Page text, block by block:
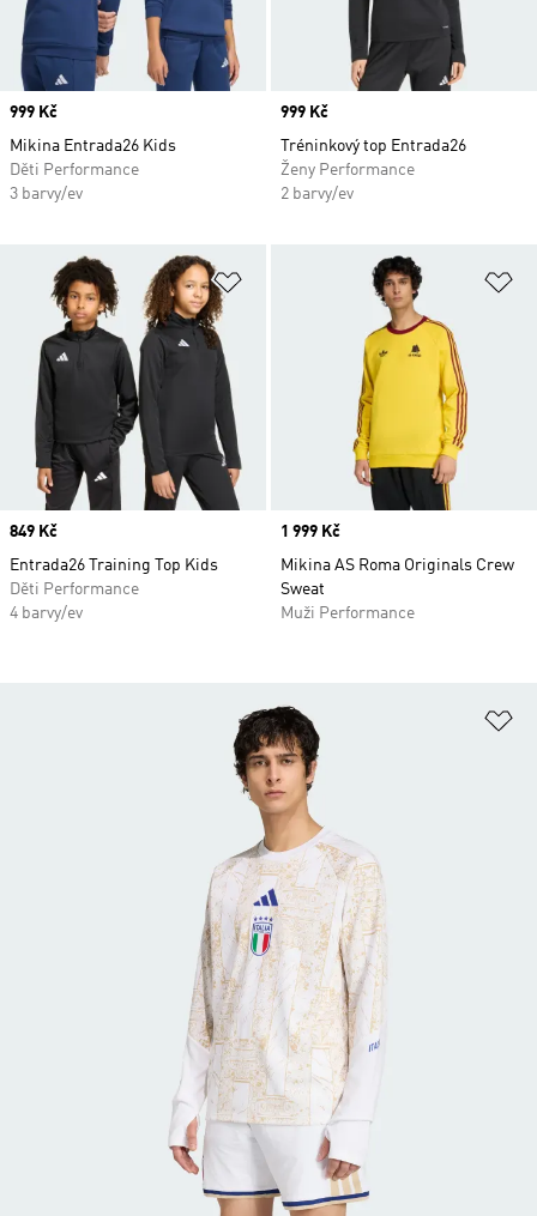
Price
999 Kč
Mikina Entrada26 Kids
Děti Performance
3 barvy/ev
Price
999 Kč
Tréninkový top Entrada26
Ženy Performance
2 barvy/ev
Přidat do seznamu přání
Price
849 Kč
Entrada26 Training Top Kids
Děti Performance
4 barvy/ev
Price
1 999 Kč
Mikina AS Roma Originals Crew
Sweat
Muži Performance